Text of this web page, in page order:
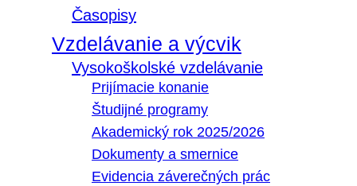
Časopisy
Vzdelávanie a výcvik
Vysokoškolské vzdelávanie
Prijímacie konanie
Študijné programy
Akademický rok 2025/2026
Dokumenty a smernice
Evidencia záverečných prác